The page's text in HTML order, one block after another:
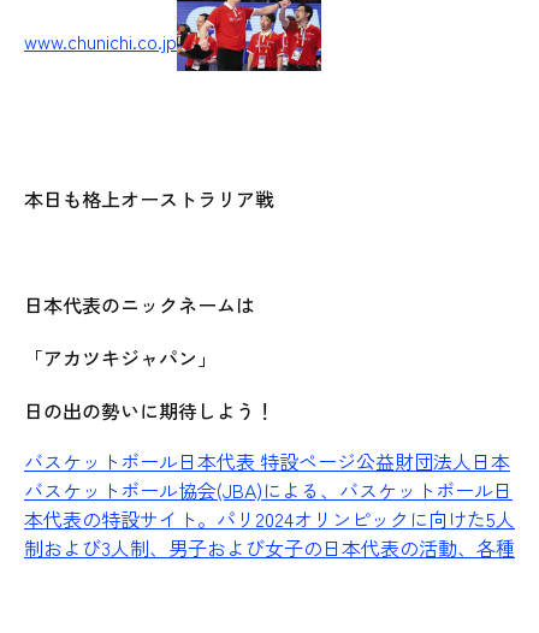
www.chunichi.co.jp
本日も格上オーストラリア戦
日本代表のニックネームは
「アカツキジャパン」
日の出の勢いに期待しよう！
バスケットボール日本代表 特設ページ公益財団法人日本
バスケットボール協会(JBA)による、バスケットボール日
本代表の特設サイト。パリ2024オリンピックに向けた5人
制および3人制、男子および女子の日本代表の活動、各種